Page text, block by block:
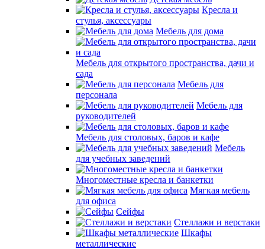
Кресла и
стулья, аксессуары
Мебель для дома
Мебель для открытого пространства, дачи и
сада
Мебель для
персонала
Мебель для
руководителей
Мебель для столовых, баров и кафе
Мебель
для учебных заведений
Многоместные кресла и банкетки
Мягкая мебель
для офиса
Сейфы
Стеллажи и верстаки
Шкафы
металлические